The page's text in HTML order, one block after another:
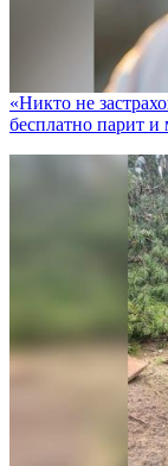
«Никто не
бесплатно парит